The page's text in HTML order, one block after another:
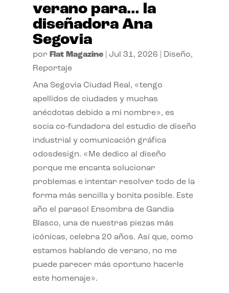
verano para… la
diseñadora Ana
Segovia
por Flat Magazine| Jul 31, 2026 Diseño,
Reportaje
Ana Segovia Ciudad Real, «tengo
apellidos de ciudades y muchas
anécdotas debido a mi nombre», es
socia co-fundadora del estudio de diseño
industrial y comunicación gráfica
odosdesign. «Me dedico al diseño
porque me encanta solucionar
problemas e intentar resolver todo de la
forma más sencilla y bonita posible. Este
año el parasol Ensombra de Gandia
Blasco, una de nuestras piezas más
icónicas, celebra 20 años. Así que, como
estamos hablando de verano, no me
puede parecer más oportuno hacerle
este homenaje».